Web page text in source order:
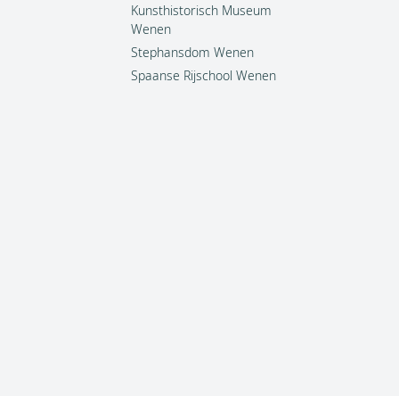
Kunsthistorisch Museum
Wenen
Stephansdom Wenen
Spaanse Rijschool Wenen